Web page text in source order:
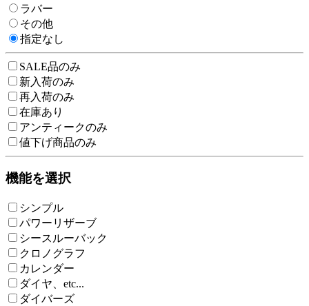
ラバー
その他
指定なし
SALE品のみ
新入荷のみ
再入荷のみ
在庫あり
アンティークのみ
値下げ商品のみ
機能を選択
シンプル
パワーリザーブ
シースルーバック
クロノグラフ
カレンダー
ダイヤ、etc...
ダイバーズ